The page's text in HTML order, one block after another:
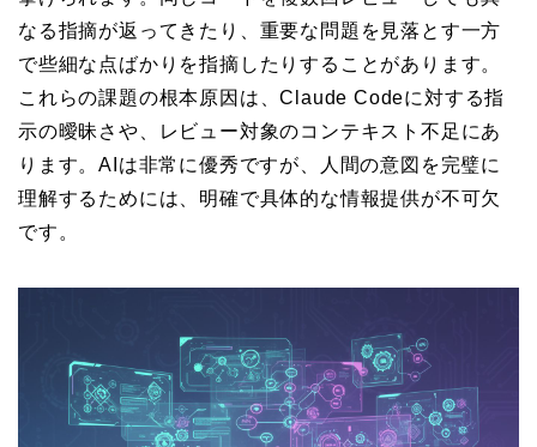
なる指摘が返ってきたり、重要な問題を見落とす一方
で些細な点ばかりを指摘したりすることがあります。
これらの課題の根本原因は、Claude Codeに対する指
示の曖昧さや、レビュー対象のコンテキスト不足にあ
ります。AIは非常に優秀ですが、人間の意図を完璧に
理解するためには、明確で具体的な情報提供が不可欠
です。